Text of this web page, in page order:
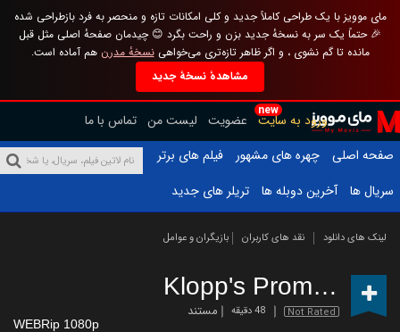
مای موویز با یک طراحی کاملاً جدید و کلی امکانات تازه و منحصر به فرد بازطراحی شده
🎉 حتماً یک سر به نسخهٔ جدید بزن و راحت بگرد 😊 چیدمان صفحهٔ اصلی مثل قبل
مانده تا گم نشوی ، و اگر ظاهر تازه‌تری می‌خواهینسخهٔ مدرن هم آماده است.
مشاهدهٔ نسخهٔ جدید
new
ورود به سایت عضویت لیست من تماس با ما
صفحه اصلی
چهره های مشهور
فیلم های برتر
سریال ها
آخرین دوبله ها تریلر های جدید
لینک های دانلود نقد های کاربران بازیگران و عوامل
Klopp's Promise
Not Rated 48 دقیقه مستند
WEBRip 1080p